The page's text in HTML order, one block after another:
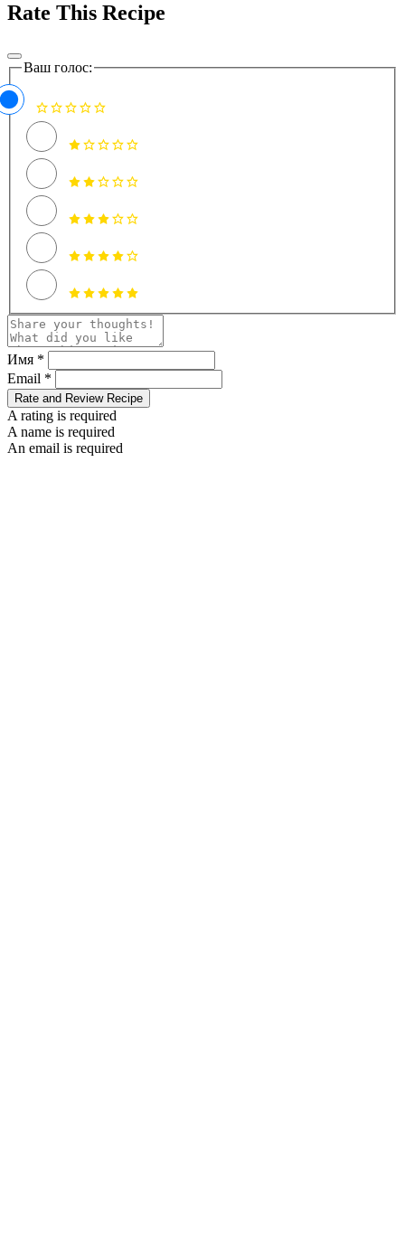
Rate This Recipe
Ваш голос:
Имя *
Email *
Rate and Review Recipe
A rating is required
A name is required
An email is required